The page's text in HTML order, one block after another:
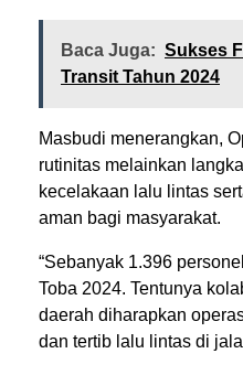
Baca Juga: Sukses
Transit Tahun 2024
Masbudi menerangkan,
rutinitas melainkan
kecelakaan lalu lintas
aman bagi masyarakat.
“Sebanyak 1.396
Toba 2024. Tentunya
daerah diharapkan
dan tertib lalu lintas di